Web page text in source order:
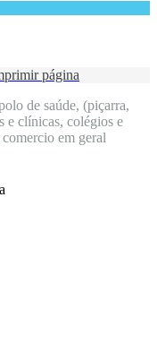
página
de saúde, (piçarra,
e clínicas, colégios e
em geral